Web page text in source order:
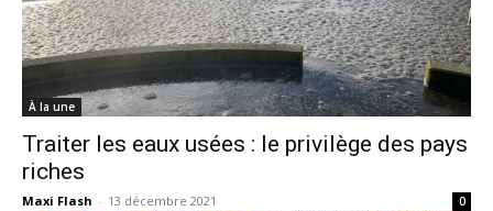
À la une
Traiter les eaux usées : le privilège des pays
riches
Maxi Flash - 13 décembre 2021 0